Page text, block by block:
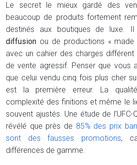
Le secret le mieux gardé des
beaucoup de produits fortement
destinés aux boutiques de luxe. Il
diffusion ou de productions «
avec un cahier des charges
de vente agressif. Penser que vous
que celui vendu cinq fois plus cher
est la première erreur. La
complexité des finitions et même le
souvent ajustés. Une étude de l’UFC-
révélé que près de 85% des prix
sont des fausses promotions,
différences de gamme.